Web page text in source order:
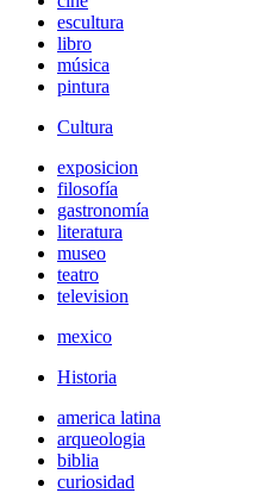
escultura
libro
música
pintura
Cultura
exposicion
filosofía
gastronomía
literatura
museo
teatro
television
mexico
Historia
america latina
arqueologia
biblia
curiosidad